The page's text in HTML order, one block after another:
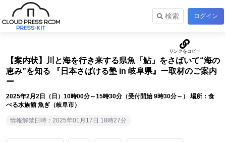
検索 ログイン
【案内状】川と海を行き来する県魚「鮎」をさばいて“海の
恵み”を知る 『日本さばける塾 in 岐阜県』ー取材のご案内
ー
2025年2月2日（日）10時00分～15時30分（受付開始 9時30分～） 場所：食
べる水族館 魚ぎ（岐阜市）
情報解禁日時：2025年01月17日 18時27分